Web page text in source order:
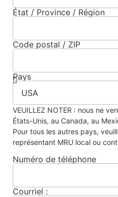
État / Province / Région
Code postal / ZIP
Pays
VEUILLEZ NOTER : nous ne
États-Unis, au Canada, au
Pour tous les autres pays,
représentant MRU local ou
Numéro de téléphone
Courriel :